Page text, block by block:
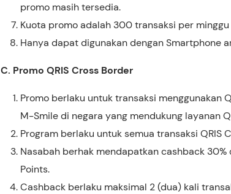
promo masih tersedia.
Kuota promo adalah 300 transaksi per
Hanya dapat digunakan dengan Smartphone
C. Promo QRIS Cross Border
Promo berlaku untuk transaksi menggunakan
M-Smile di negara yang mendukung layanan
Program berlaku untuk semua transaksi QRIS
Nasabah berhak mendapatkan cashback
Points.
Cashback berlaku maksimal 2 (dua) kali